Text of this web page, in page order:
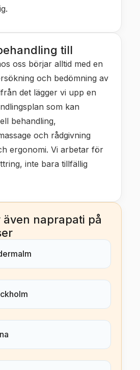
till
oss börjar alltid med en
och bedömning av
det lägger vi upp en
som kan
behandling,
och rådgivning
ergonomi. Vi arbetar för
inte bara tillfällig
naprapati på